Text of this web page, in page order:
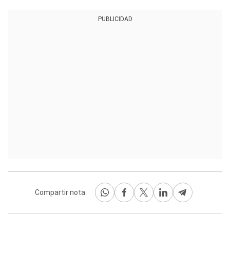
PUBLICIDAD
Compartir nota: